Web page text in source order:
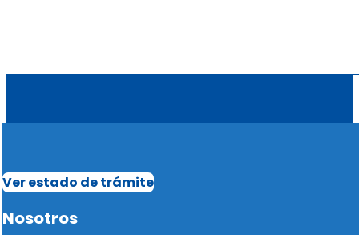
Ver estado de trámite
Nosotros